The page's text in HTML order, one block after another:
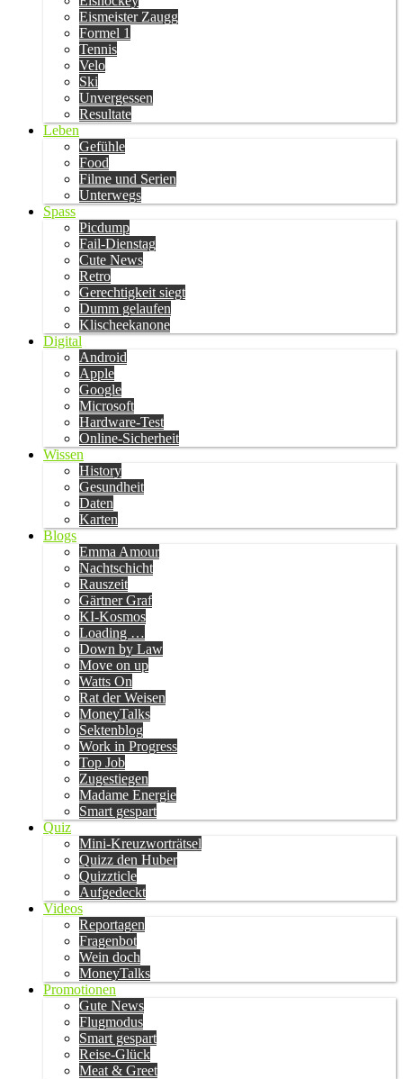
Eismeister Zaugg
Formel 1
Tennis
Velo
Ski
Unvergessen
Resultate
Leben
Gefühle
Food
Filme und Serien
Unterwegs
Spass
Picdump
Fail-Dienstag
Cute News
Retro
Gerechtigkeit siegt
Dumm gelaufen
Klischeekanone
Digital
Android
Apple
Google
Microsoft
Hardware-Test
Online-Sicherheit
Wissen
History
Gesundheit
Daten
Karten
Blogs
Emma Amour
Nachtschicht
Rauszeit
Gärtner Graf
KI-Kosmos
Loading …
Down by Law
Move on up
Watts On
Rat der Weisen
MoneyTalks
Sektenblog
Work in Progress
Top Job
Zugestiegen
Madame Energie
Smart gespart
Quiz
Mini-Kreuzworträtsel
Quizz den Huber
Quizzticle
Aufgedeckt
Videos
Reportagen
Fragenbot
Wein doch
MoneyTalks
Promotionen
Gute News
Flugmodus
Smart gespart
Reise-Glück
Meat & Greet